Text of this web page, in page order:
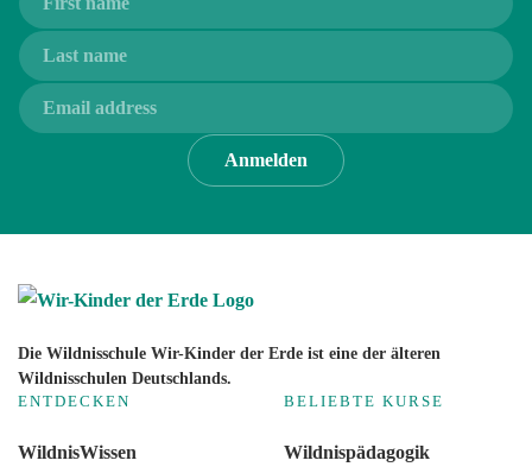
Anmelden
Die Wildnisschule Wir-Kinder der Erde ist eine der älteren
Wildnisschulen Deutschlands.
ENTDECKEN
WildnisWissen
BELIEBTE KURSE
Wildnispädagogik